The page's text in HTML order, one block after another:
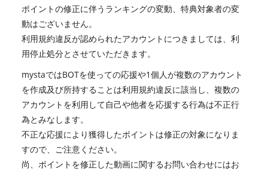
ポイントの修正に伴うランキングの変動、特典対象者の変
動はございません。
利用規約違反が認められたアカウントにつきましては、利
用停止処分とさせていただきます。
mystaではBOTを使っての応援や1個人が複数のアカウント
を作成及び所持することは利用規約違反に該当し、複数の
アカウントを利用して自己や他者を応援する行為は不正行
為とみなします。
不正な応援により獲得したポイントは修正の対象になりま
すので、ご注意ください。
尚、ポイントを修正した動画に関するお問い合わせにはお